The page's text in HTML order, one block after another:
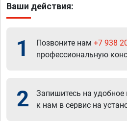
Ваши действия:
1 Позвоните нам +7 938
профессиональную
2
Запишитесь на
к нам в сервис на